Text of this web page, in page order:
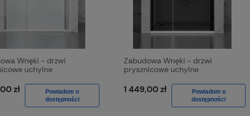
Wnęki - drzwi
uchylne
Szkło Mrożone
zł
Powiadom o
dostępności
Zabudowa Wnęki - drzwi
prysznicowe uchylne
Mat, Szkło Grafitowe
1 449,00 zł
Powiadom o
dostępności